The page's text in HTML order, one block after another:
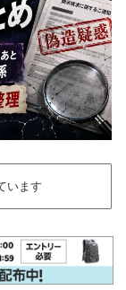
います